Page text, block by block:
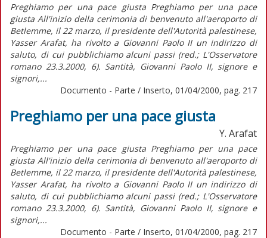
Preghiamo per una pace giusta Preghiamo per una pace
giusta All'inizio della cerimonia di benvenuto all'aeroporto di
Betlemme, il 22 marzo, il presidente dell'Autorità palestinese,
Yasser Arafat, ha rivolto a Giovanni Paolo II un indirizzo di
saluto, di cui pubblichiamo alcuni passi (red.; L'Osservatore
romano 23.3.2000, 6). Santità, Giovanni Paolo II, signore e
signori,...
Documento - Parte / Inserto, 01/04/2000, pag. 217
Preghiamo per una pace giusta
Y. Arafat
Preghiamo per una pace giusta Preghiamo per una pace
giusta All'inizio della cerimonia di benvenuto all'aeroporto di
Betlemme, il 22 marzo, il presidente dell'Autorità palestinese,
Yasser Arafat, ha rivolto a Giovanni Paolo II un indirizzo di
saluto, di cui pubblichiamo alcuni passi (red.; L'Osservatore
romano 23.3.2000, 6). Santità, Giovanni Paolo II, signore e
signori,...
Documento - Parte / Inserto, 01/04/2000, pag. 217